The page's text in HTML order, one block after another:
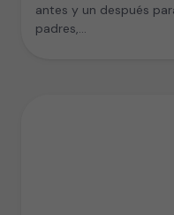
antes y un después
padres,…